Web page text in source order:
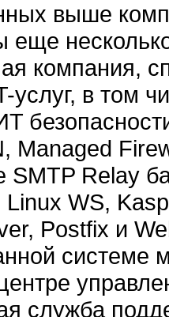
выше
еще
компания,
в том
Managed
SMTP Relay
Linux WS,
Postfix и
системе
служба